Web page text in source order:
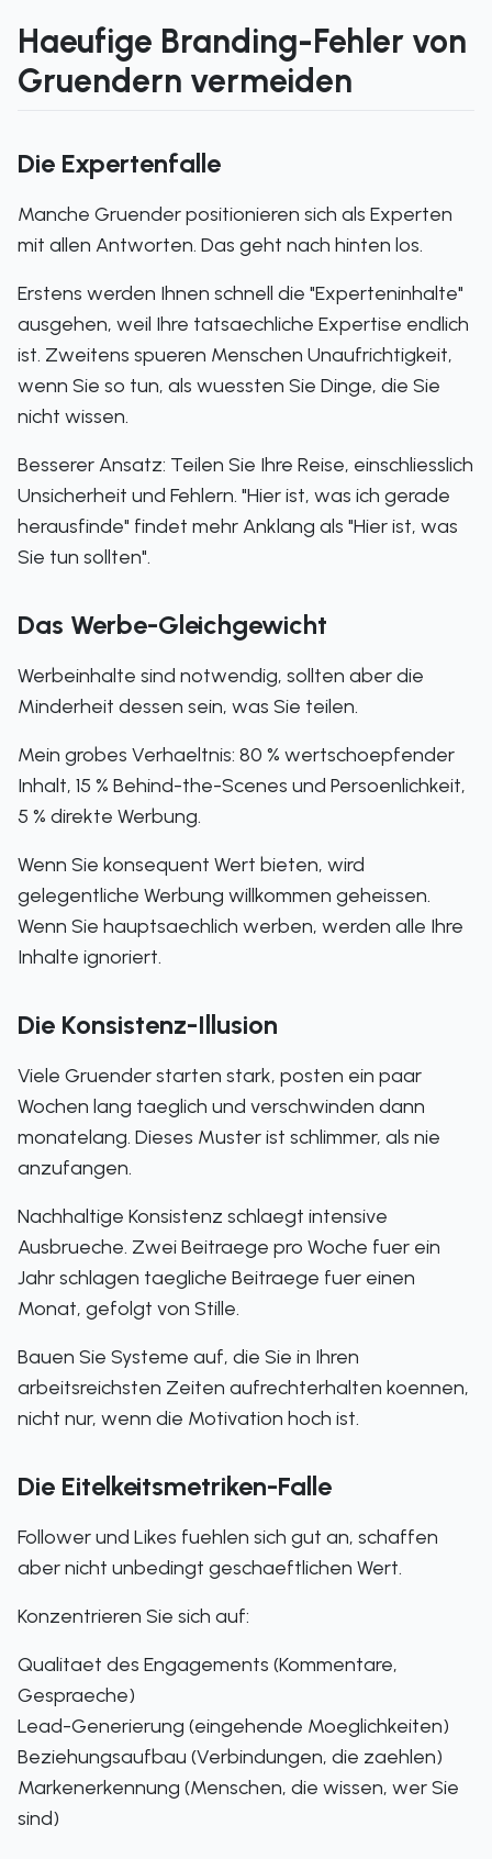
Haeufige Branding-Fehler von
Gruendern vermeiden
Die Expertenfalle
Manche Gruender positionieren sich als Experten
mit allen Antworten. Das geht nach hinten los.
Erstens werden Ihnen schnell die "Experteninhalte"
ausgehen, weil Ihre tatsaechliche Expertise endlich
ist. Zweitens spueren Menschen Unaufrichtigkeit,
wenn Sie so tun, als wuessten Sie Dinge, die Sie
nicht wissen.
Besserer Ansatz: Teilen Sie Ihre Reise, einschliesslich
Unsicherheit und Fehlern. "Hier ist, was ich gerade
herausfinde" findet mehr Anklang als "Hier ist, was
Sie tun sollten".
Das Werbe-Gleichgewicht
Werbeinhalte sind notwendig, sollten aber die
Minderheit dessen sein, was Sie teilen.
Mein grobes Verhaeltnis: 80 % wertschoepfender
Inhalt, 15 % Behind-the-Scenes und Persoenlichkeit,
5 % direkte Werbung.
Wenn Sie konsequent Wert bieten, wird
gelegentliche Werbung willkommen geheissen.
Wenn Sie hauptsaechlich werben, werden alle Ihre
Inhalte ignoriert.
Die Konsistenz-Illusion
Viele Gruender starten stark, posten ein paar
Wochen lang taeglich und verschwinden dann
monatelang. Dieses Muster ist schlimmer, als nie
anzufangen.
Nachhaltige Konsistenz schlaegt intensive
Ausbrueche. Zwei Beitraege pro Woche fuer ein
Jahr schlagen taegliche Beitraege fuer einen
Monat, gefolgt von Stille.
Bauen Sie Systeme auf, die Sie in Ihren
arbeitsreichsten Zeiten aufrechterhalten koennen,
nicht nur, wenn die Motivation hoch ist.
Die Eitelkeitsmetriken-Falle
Follower und Likes fuehlen sich gut an, schaffen
aber nicht unbedingt geschaeftlichen Wert.
Konzentrieren Sie sich auf:
Qualitaet des Engagements (Kommentare,
Gespraeche)
Lead-Generierung (eingehende Moeglichkeiten)
Beziehungsaufbau (Verbindungen, die zaehlen)
Markenerkennung (Menschen, die wissen, wer Sie
sind)